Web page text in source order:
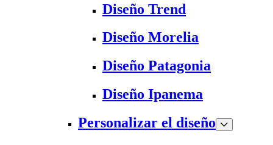
Diseño Trend
Diseño Morelia
Diseño Patagonia
Diseño Ipanema
Personalizar el diseño